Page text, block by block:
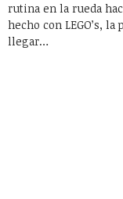
rutina en la rueda
hecho con LEGO’s,
llegar…